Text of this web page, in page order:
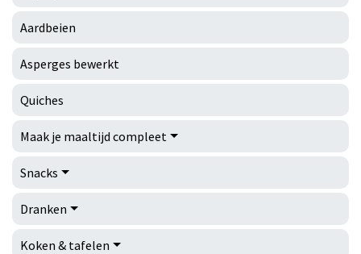
Aardbeien
Asperges bewerkt
Quiches
Maak je maaltijd compleet
Snacks
Dranken
Koken & tafelen